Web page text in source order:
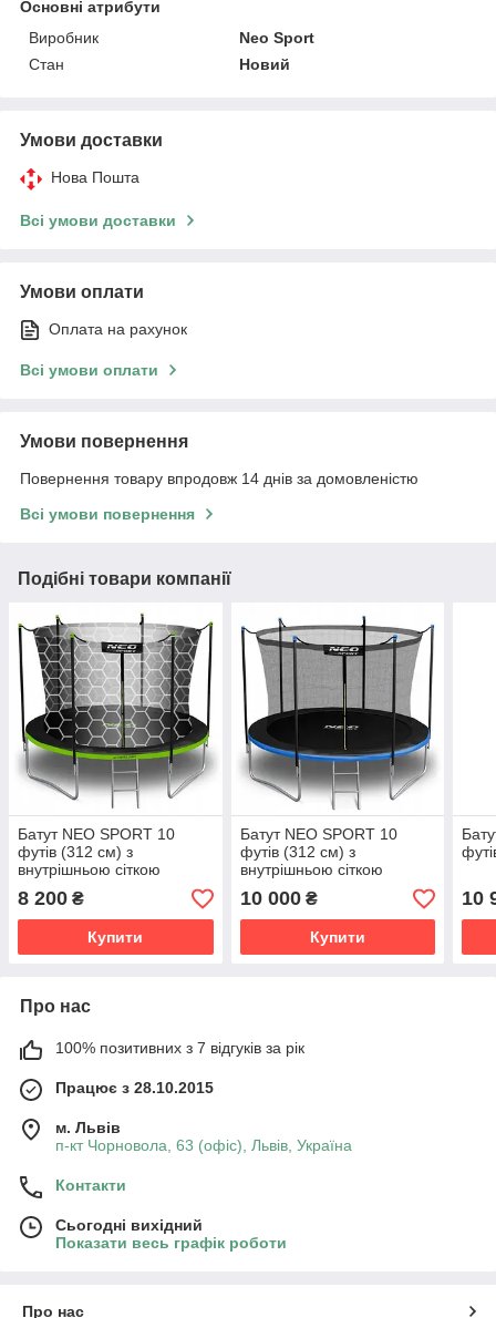
Основні атрибути
Виробник
Neo Sport
Стан
Новий
Умови доставки
Нова Пошта
Всі умови доставки
Умови оплати
Оплата на рахунок
Всі умови оплати
Умови повернення
Повернення товару впродовж 14 днів за домовленістю
Всі умови повернення
Подібні товари компанії
Батут NEO SPORT 10
футів (312 см) з
внутрішньою сіткою
8 200 ₴
Купити
Батут NEO SPORT 10
футів (312 см) з
внутрішньою сіткою
10 000₴
Купити
10
Про нас
100% позитивних з 7 відгуків за рік
Працює з 28.10.2015
м. Львів
п-кт Чорновола, 63 (офіс), Львів, Україна
Контакти
Сьогодні вихідний
Показати весь графік роботи
Про нас